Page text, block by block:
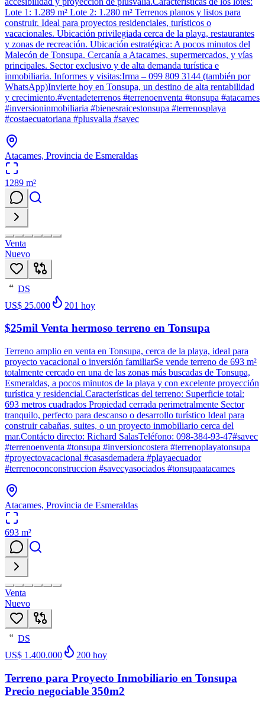
Lote 1: 1.289 m² Lote 2: 1.280 m² Terrenos planos y listos para
construir. Ideal para proyectos residenciales, turísticos o
vacacionales. Ubicación privilegiada cerca de la playa, restaurantes
y zonas de recreación. Ubicación estratégica: A pocos minutos del
Malecón de Tonsupa. Cercanía a Atacames, supermercados, y vías
principales. Sector exclusivo y de alta demanda turística e
inmobiliaria. Informes y visitas:Irma – 099 809 3144 (también por
WhatsApp)Invierte hoy en Tonsupa, un destino de alta rentabilidad
y crecimiento.#ventadeterrenos #terrenoenventa #tonsupa #atacames
#inversioninmobiliaria #bienesraicestonsupa #terrenosplaya
#costaecuatoriana #plusvalia #savec
Atacames, Provincia de Esmeraldas
1289 m²
Venta
Nuevo
44
DS
US$ 25.000
201 hoy
$25mil Venta hermoso terreno en Tonsupa
Terreno amplio en venta en Tonsupa, cerca de la playa, ideal para
proyecto vacacional o inversión familiarSe vende terreno de 693 m²
totalmente cercado en una de las zonas más buscadas de Tonsupa,
Esmeraldas, a pocos minutos de la playa y con excelente proyección
turística y residencial.Características del terreno: Superficie total:
693 metros cuadrados Propiedad cerrada perimetralmente Sector
tranquilo, perfecto para descanso o desarrollo turístico Ideal para
construir cabañas, suites, o un proyecto inmobiliario cerca del
mar.Contácto directo: Richard SalasTeléfono: 098-384-93-47#savec
#terrenoenventa #tonsupa #inversioncostera #terrenoplayatonsupa
#proyectovacacional #casasdemadera #playaecuador
#terrenoconconstruccion #savecyasociados #tonsupaatacames
Atacames, Provincia de Esmeraldas
693 m²
Venta
Nuevo
44
DS
US$ 1.400.000
200 hoy
Terreno para Proyecto Inmobiliario en Tonsupa
Precio negociable 350m2